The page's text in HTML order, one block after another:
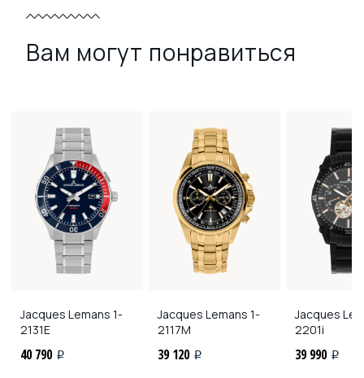
Вам могут понравиться
Jacques Lemans 1-
2131E
40 790 i
Jacques Lemans 1-
2117M
39 120 i
Jacques
2201i
39 990 i